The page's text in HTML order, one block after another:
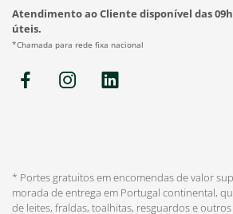
Atendimento ao Cliente disponível das
úteis.
*Chamada para rede fixa nacional
* Portes gratuitos em encomendas de valor
morada de entrega em Portugal continental,
de leites, fraldas, toalhitas, resguardos e